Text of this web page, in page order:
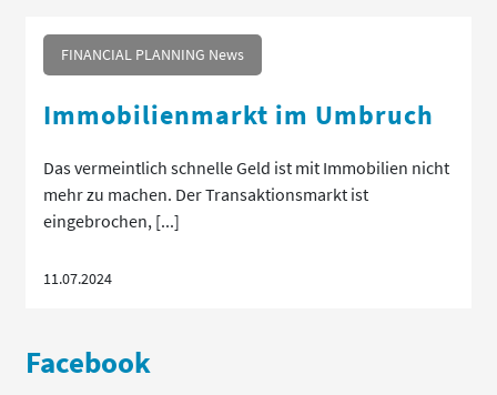
FINANCIAL PLANNING News
Immobilienmarkt im Umbruch
Das vermeintlich schnelle Geld ist mit Immobilien nicht
mehr zu machen. Der Transaktionsmarkt ist
eingebrochen, [...]
11.07.2024
Facebook